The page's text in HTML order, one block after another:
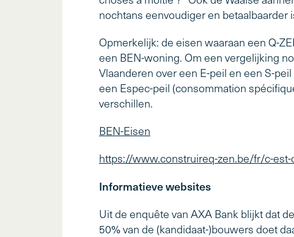
nochtans eenvoudiger en
Opmerkelijk: de eisen waaraan een Q-
een BEN-woning. Om een vergelijking
Vlaanderen over een E-peil en een S-
een Espec-peil (consommation
verschillen.
BEN-Eisen
https://www.construireq-zen.be/fr/c-
Informatieve websites
Uit de enquête van AXA Bank blijkt dat
50% van de (kandidaat-)bouwers doet